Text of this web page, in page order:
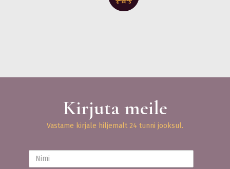
Kirjuta meile
Vastame kirjale hiljemalt 24 tunni jooksul.
Nimi